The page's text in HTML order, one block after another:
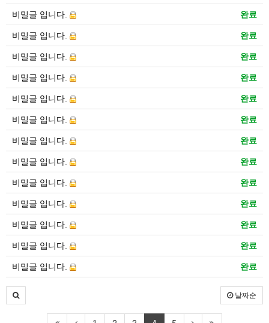
완료
비밀글 입니다.
완료
비밀글 입니다.
완료
비밀글 입니다.
완료
비밀글 입니다.
완료
비밀글 입니다.
완료
비밀글 입니다.
완료
비밀글 입니다.
완료
비밀글 입니다.
완료
비밀글 입니다.
완료
비밀글 입니다.
완료
비밀글 입니다.
완료
비밀글 입니다.
완료
비밀글 입니다.
날짜순